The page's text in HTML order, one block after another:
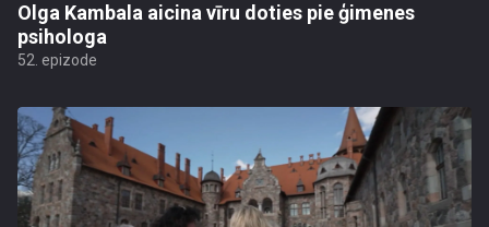
Olga Kambala aicina vīru doties pie ģimenes
psihologa
52. epizode